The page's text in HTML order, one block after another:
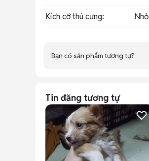
Kích cỡ thú cưng: Nhỏ
Bạn có sản phẩm tương tự?
Tin đăng tương tự